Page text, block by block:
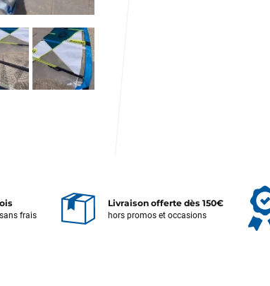
frais
Livraison offerte dès 150€
hors promos et occasions